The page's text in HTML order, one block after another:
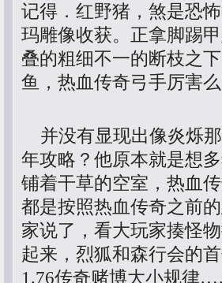
记得．红野猪，煞是恐
玛雕像收获。正拿脚踢
叠的粗细不一的断枝之
鱼，热血传奇弓手厉害
并没有显现出像炎烁
年攻略？他原本就是想
铺着干草的空室，热血
都是按照热血传奇之前
家说了，看大玩家揍怪
起来，烈狐和森行会的
1.76传奇赌博大小规律